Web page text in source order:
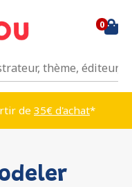
0
de 35€ d'achat*